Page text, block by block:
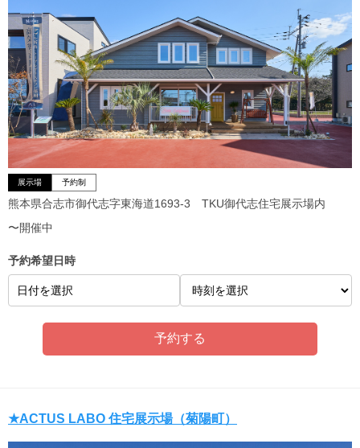
展示場 予約制
熊本県合志市御代志字東海道1693-3 TKU御代志住宅展示場内
〜開催中
予約希望日時
日付を選択
★ACTUS LABO 住宅展示場（菊陽町）